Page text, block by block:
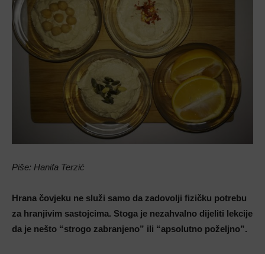
Piše: Hanifa Terzić
Hrana čovjeku ne služi samo da zadovolji fizičku potrebu
za hranjivim sastojcima. Stoga je nezahvalno dijeliti lekcije
da je nešto “strogo zabranjeno” ili “apsolutno poželjno”.